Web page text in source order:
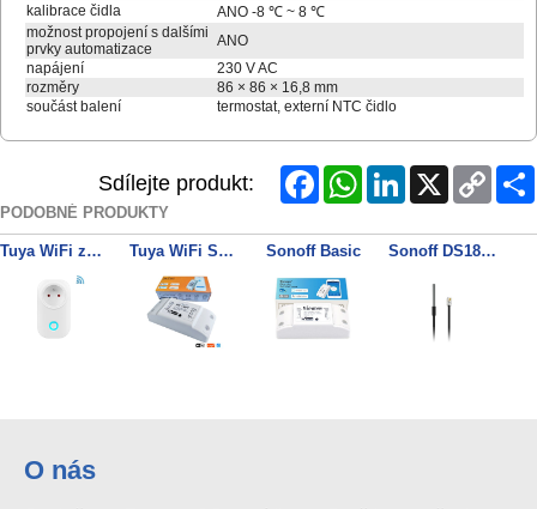
kalibrace čidla
ANO -8 ℃ ~ 8 ℃
možnost propojení s dalšími
prvky automatizace
ANO
napájení
230 V AC
rozměry
86 × 86 × 16,8 mm
součást balení
termostat, externí NTC čidlo
Sdílejte produkt: FacebookWhatsAppLinkedInX
Copy
Link
PODOBNÉ PRODUKTY
Tuya WiFi zásuvka EU/F, 16A měření spotřeby Tuya WiFi Switch AC1 Sonoff Basic Sonoff DS18B20
O nás